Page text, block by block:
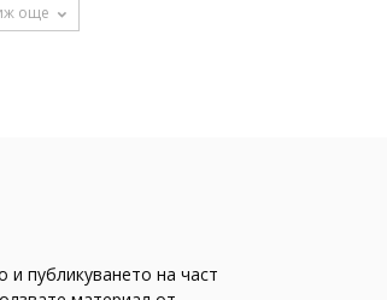
още
и публикуването на част